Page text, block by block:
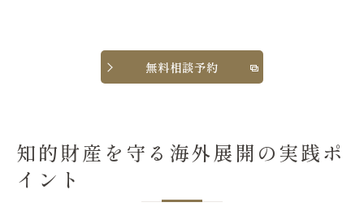
無料相談予約
知的財産を守る海外展開の実践ポ
イント